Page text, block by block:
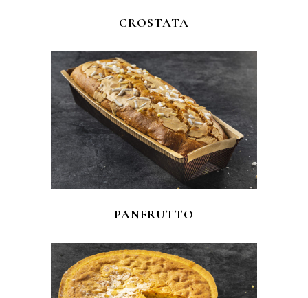
CROSTATA
PANFRUTTO